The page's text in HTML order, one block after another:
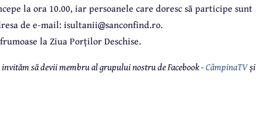
la ora 10.00, iar persoanele care doresc să participe sunt
de e-mail: isultanii@sanconfind.ro.
la Ziua Porților Deschise.
să devii membru al grupului nostru de Facebook -CâmpinaTVși